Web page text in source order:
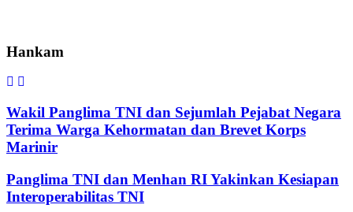
Hankam
Wakil Panglima TNI dan Sejumlah Pejabat Negara
Terima Warga Kehormatan dan Brevet Korps
Marinir
Panglima TNI dan Menhan RI Yakinkan Kesiapan
Interoperabilitas TNI